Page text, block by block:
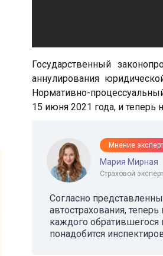
Государственный
аннулирования
Нормативно-
15 июня 2021 года, и теперь
Мнение
Мария Мирная
Страховой эксперт
Согласно
автострахования,
каждого обратившегося
понадобится